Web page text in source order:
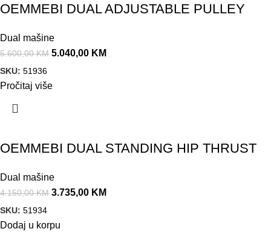
OEMMEBI DUAL ADJUSTABLE PULLEY
Dual mašine
5.600,00KM 5.040,00 KM
SKU: 51936
Pročitaj više
OEMMEBI DUAL STANDING HIP THRUST
Dual mašine
4.150,00KM 3.735,00 KM
SKU: 51934
Dodaj u korpu